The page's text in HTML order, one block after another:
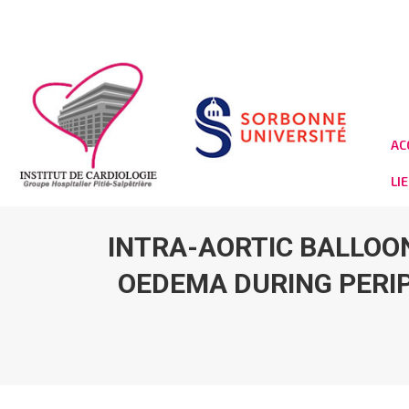
INTRA-AORTIC
OEDEMA DURING